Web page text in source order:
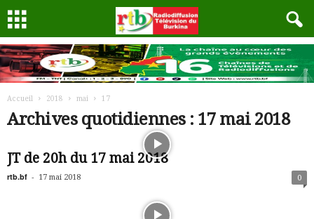
Accueil 2018 mai 17
Archives quotidiennes : 17 mai 2018
JT de 20h du 17 mai 2018
rtb.bf - 17 mai 2018 0